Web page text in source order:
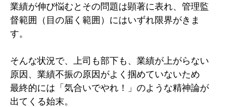
業績が伸び悩むとその問題は顕著に表れ、管理監
督範囲（目の届く範囲）にはいずれ限界がきま
す。
そんな状況で、上司も部下も、業績が上がらない
原因、業績不振の原因がよく掴めていないため
最終的には「気合いでやれ！」のような精神論が
出てくる始末。